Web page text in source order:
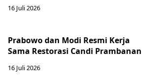
16 Juli 2026
Prabowo dan Modi Resmi Kerja
Sama Restorasi Candi Prambanan
16 Juli 2026